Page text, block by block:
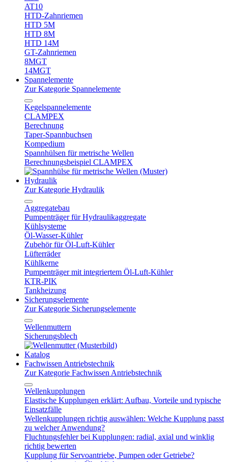
AT10
HTD-Zahnriemen
HTD 5M
HTD 8M
HTD 14M
GT-Zahnriemen
8MGT
14MGT
Spannelemente
Zur Kategorie Spannelemente
Kegelspannelemente
CLAMPEX
Berechnung
Taper-Spannbuchsen
Kompedium
Spannhülsen für metrische Wellen
Berechnungsbeispiel CLAMPEX
Hydraulik
Zur Kategorie Hydraulik
Aggregatebau
Pumpenträger für Hydraulikaggregate
Kühlsysteme
Öl-Wasser-Kühler
Zubehör für Öl-Luft-Kühler
Lüfterräder
Kühlkerne
Pumpenträger mit integriertem Öl-Luft-Kühler
KTR-PIK
Tankheizung
Sicherungselemente
Zur Kategorie Sicherungselemente
Wellenmuttern
Sicherungsblech
Katalog
Fachwissen Antriebstechnik
Zur Kategorie Fachwissen Antriebstechnik
Wellenkupplungen
Elastische Kupplungen erklärt: Aufbau, Vorteile und typische
Einsatzfälle
Wellenkupplungen richtig auswählen: Welche Kupplung passt
zu welcher Anwendung?
Fluchtungsfehler bei Kupplungen: radial, axial und winklig
richtig bewerten
Kupplung für Servoantriebe, Pumpen oder Getriebe?